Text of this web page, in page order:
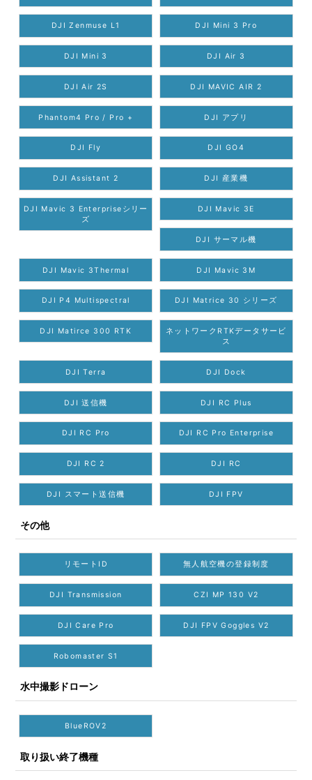
DJI Zenmuse L1 DJI Mini 3 Pro
DJI Mini 3 DJI Air 3
DJI Air 2S DJI MAVIC AIR 2
Phantom4 Pro / Pro + DJI アプリ
DJI Fly DJI GO4
DJI Assistant 2 DJI 産業機
DJI Mavic 3 Enterpriseシリー
ズ
DJI Mavic 3E
DJI サーマル機
DJI Mavic 3Thermal DJI Mavic 3M
DJI P4 Multispectral DJI Matrice 30 シリーズ
DJI Matirce 300 RTK
ネットワークRTKデータサービ
ス
DJI Terra DJI Dock
DJI 送信機 DJI RC Plus
DJI RC Pro DJI RC Pro Enterprise
DJI RC 2 DJI RC
DJI スマート送信機 DJI FPV
その他
リモートID 無人航空機の登録制度
DJI Transmission CZI MP 130 V2
DJI Care Pro DJI FPV Goggles V2
Robomaster S1
水中撮影ドローン
BlueROV2
取り扱い終了機種